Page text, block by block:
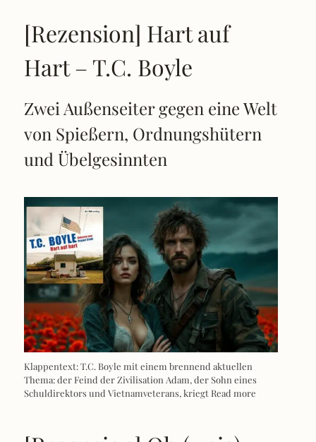
[Rezension] Hart auf
Hart – T.C. Boyle
Zwei Außenseiter gegen eine Welt
von Spießern, Ordnungshütern
und Übelgesinnten
Klappentext: T.C. Boyle mit einem brennend aktuellen
Thema: der Feind der Zivilisation Adam, der Sohn eines
Schuldirektors und Vietnamveterans, kriegt Read more